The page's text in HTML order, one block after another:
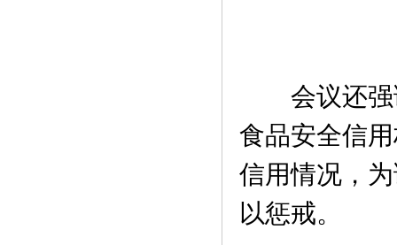
会议还强
食品安全信
信用情况，
以惩戒。